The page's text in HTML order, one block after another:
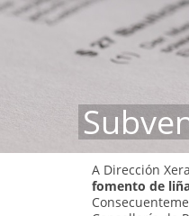
A Dirección
fomento de